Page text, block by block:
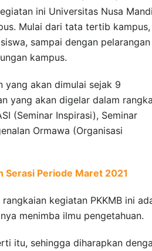
ini Universitas Nusa
Mulai dari tata tertib kampus,
sampai dengan pelarangan
kampus.
yang akan dimulai sejak 9
yang akan digelar dalam
(Seminar Inspirasi), Seminar
Ormawa (Organisasi
Serasi Periode Maret 2021
kegiatan PKKMB ini
menimba ilmu pengetahuan.
itu, sehingga diharapkan